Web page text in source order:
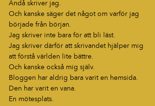
Ändå skriver jag.
Och kanske säger det något om varför jag
började från början.
Jag skriver inte bara för att bli läst.
Jag skriver därför att skrivandet hjälper mig
att förstå världen lite bättre.
Och kanske också mig själv.
Bloggen har aldrig bara varit en hemsida.
Den har varit en vana.
En mötesplats.